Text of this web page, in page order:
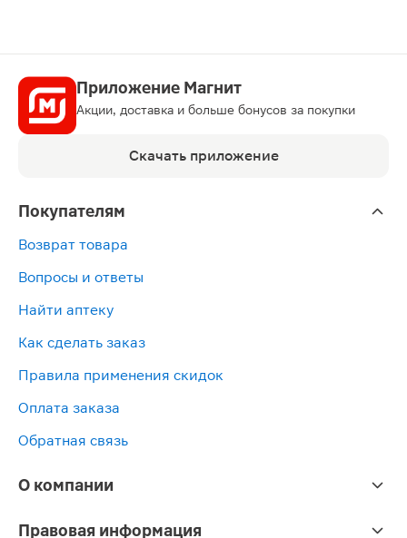
Приложение Магнит
Акции, доставка и больше бонусов за покупки
Скачать приложение
Покупателям
Возврат товара
Вопросы и ответы
Найти аптеку
Как сделать заказ
Правила применения скидок
Оплата заказа
Обратная связь
О компании
Правовая информация